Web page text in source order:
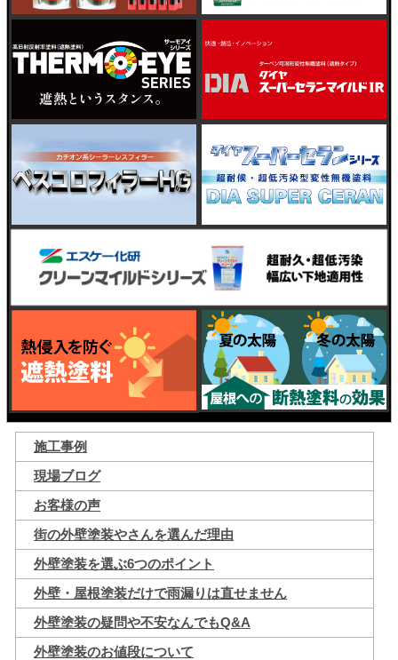
施工事例
現場ブログ
お客様の声
街の外壁塗装やさんを選んだ理由
外壁塗装を選ぶ6つのポイント
外壁・屋根塗装だけで雨漏りは直せません
外壁塗装の疑問や不安なんでもQ&A
外壁塗装のお値段について